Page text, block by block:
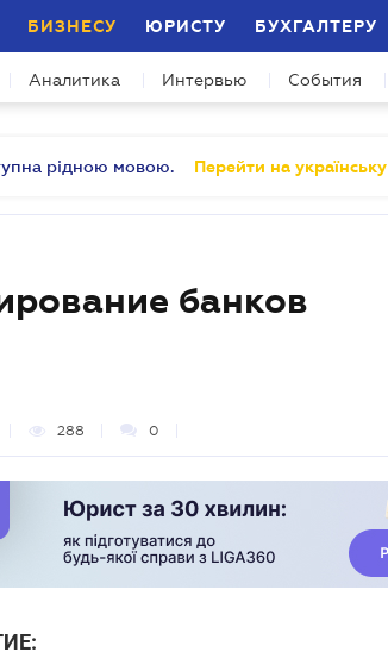
БИЗНЕСУ ЮРИСТУ БУХГАЛТЕРУ
Аналитика Интервью События
рідною мовою. Перейти на українську
банков
288 0